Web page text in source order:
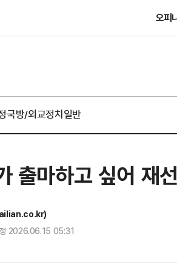
오피
국방/외교정치일반
출마하고 싶어 재
2026.06.15 05:31